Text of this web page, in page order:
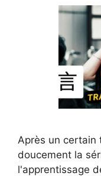
Après un certain
doucement la
l'apprentissage